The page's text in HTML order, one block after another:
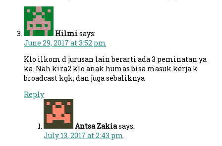
Hilmisays:
June 29, 2017 at 3:52 pm
Klo ilkom d jurusan lain berarti ada 3 peminatan ya
ka. Nah kira2 klo anak humas bisa masuk kerja k
broadcast kgk, dan juga sebaliknya
Reply
Antsa Zakiasays:
July 13, 2017 at 2:43 pm